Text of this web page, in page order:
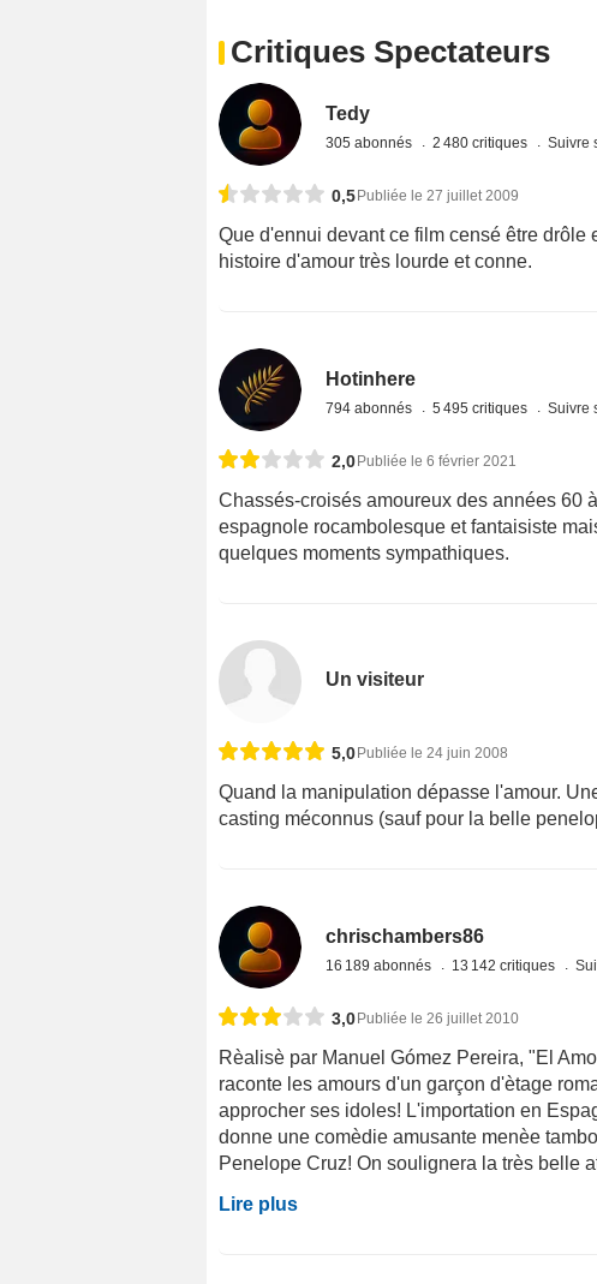
Critiques Spectateurs
Tedy
305 abonnés 2 480 critiques Suivre
0,5 Publiée le 27 juillet 2009
Que d'ennui devant ce film censé être
histoire d'amour très lourde et conne.
Hotinhere
794 abonnés 5 495 critiques Suivre
2,0 Publiée le 6 février 2021
Chassés-croisés amoureux des années 60
espagnole rocambolesque et fantaisiste
quelques moments sympathiques.
Un visiteur
5,0 Publiée le 24 juin 2008
Quand la manipulation dépasse l'amour.
casting méconnus (sauf pour la belle
chrischambers86
16 189 abonnés 13 142 critiques
3,0 Publiée le 26 juillet 2010
Rèalisè par Manuel Gómez Pereira, "El
raconte les amours d'un garçon d'ètage
approcher ses idoles! L'importation en
donne une comèdie amusante menèe
Penelope Cruz! On soulignera la très belle
Lire plus